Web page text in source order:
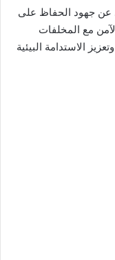
عن جهود الحفاظ على
مع المخلفات
الاستدامة البيئية